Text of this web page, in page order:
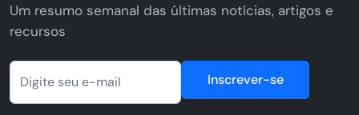
Um resumo semanal das últimas notícias, artigos e
recursos
Inscrever-se